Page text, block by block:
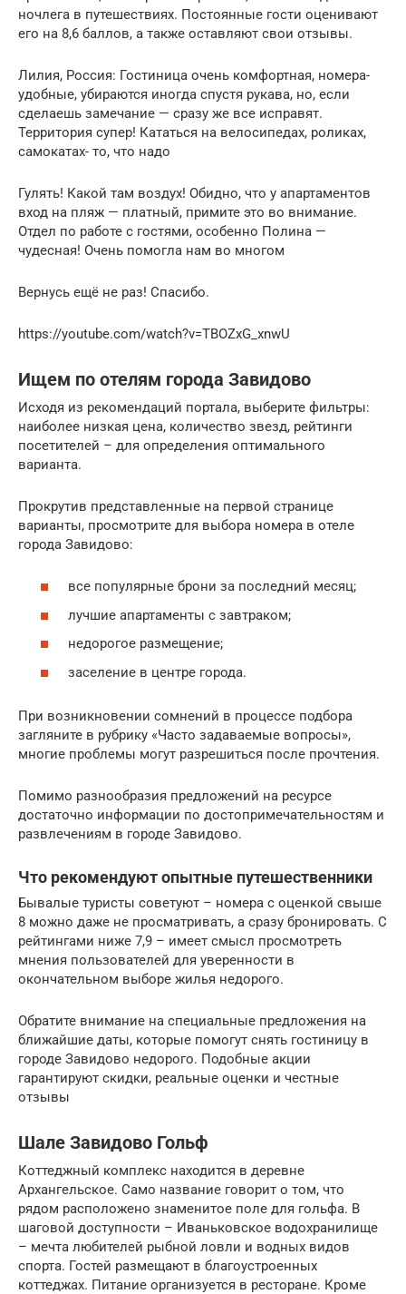
ночлега в путешествиях. Постоянные гости оценивают
его на 8,6 баллов, а также оставляют свои отзывы.
Лилия, Россия: Гостиница очень комфортная, номера-
удобные, убираются иногда спустя рукава, но, если
сделаешь замечание — сразу же все исправят.
Территория супер! Кататься на велосипедах, роликах,
самокатах- то, что надо
Гулять! Какой там воздух! Обидно, что у апартаментов
вход на пляж — платный, примите это во внимание.
Отдел по работе с гостями, особенно Полина —
чудесная! Очень помогла нам во многом
Вернусь ещё не раз! Спасибо.
https://youtube.com/watch?v=TBOZxG_xnwU
Ищем по отелям города Завидово
Исходя из рекомендаций портала, выберите фильтры:
наиболее низкая цена, количество звезд, рейтинги
посетителей – для определения оптимального
варианта.
Прокрутив представленные на первой странице
варианты, просмотрите для выбора номера в отеле
города Завидово:
все популярные брони за последний месяц;
лучшие апартаменты с завтраком;
недорогое размещение;
заселение в центре города.
При возникновении сомнений в процессе подбора
загляните в рубрику «Часто задаваемые вопросы»,
многие проблемы могут разрешиться после прочтения.
Помимо разнообразия предложений на ресурсе
достаточно информации по достопримечательностям и
развлечениям в городе Завидово.
Что рекомендуют опытные путешественники
Бывалые туристы советуют – номера с оценкой свыше
8 можно даже не просматривать, а сразу бронировать. С
рейтингами ниже 7,9 – имеет смысл просмотреть
мнения пользователей для уверенности в
окончательном выборе жилья недорого.
Обратите внимание на специальные предложения на
ближайшие даты, которые помогут снять гостиницу в
городе Завидово недорого. Подобные акции
гарантируют скидки, реальные оценки и честные
отзывы
Шале Завидово Гольф
Коттеджный комплекс находится в деревне
Архангельское. Само название говорит о том, что
рядом расположено знаменитое поле для гольфа. В
шаговой доступности – Иваньковское водохранилище
– мечта любителей рыбной ловли и водных видов
спорта. Гостей размещают в благоустроенных
коттеджах. Питание организуется в ресторане. Кроме